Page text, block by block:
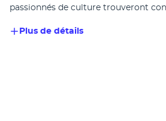
passionnés de culture trouveront
Plus de détails